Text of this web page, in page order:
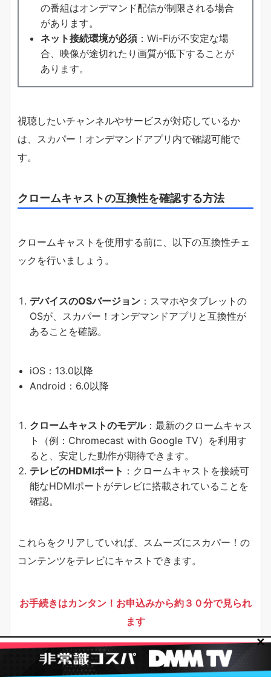
の番組はオンデマンド配信が制限される場合
があります。
ネット接続環境が必須 ：Wi-Fiが不安定な場
合、映像が途切れたり画質が低下することが
あります。
視聴したいチャンネルやサービスが対応しているか
は、スカパー！オンデマンドアプリ内で確認可能で
す。
クロームキャストの互換性を確認する方法
クロームキャストを使用する前に、以下の互換性チェ
ックを行いましょう。
デバイスのOSバージョン ：スマホやタブレットの
OSが、スカパー！オンデマンドアプリと互換性が
あることを確認。
iOS：13.0以降
Android：6.0以降
クロームキャストのモデル：最新のクロームキャス
ト（例：Chromecast with Google TV）を利用す
ると、安定した動作が期待できます。
テレビのHDMIポート ：クロームキャストを接続可
能なHDMIポートがテレビに搭載されていることを
確認。
これらをクリアしていれば、スムーズにスカパー！の
コンテンツをテレビにキャストできます。
お手続きはカンタン！お申込みから約３０分で見られ
ます
今すぐ
クリック！
✕